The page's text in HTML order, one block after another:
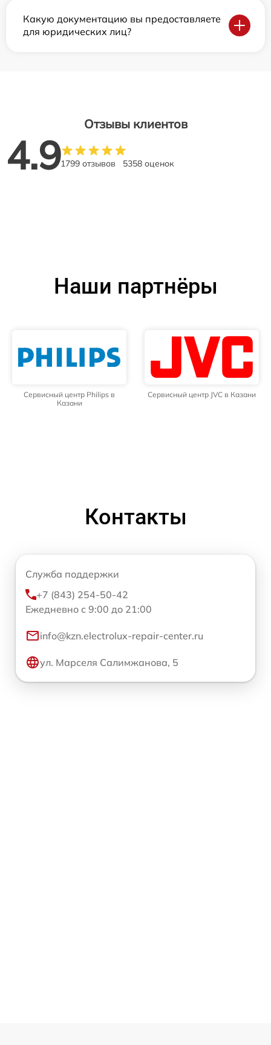
Какую документацию вы предоставляете
для юридических лиц?
Отзывы клиентов
4.91799 отзывов 5358 оценок
Наши партнёры
Сервисный центр Philips в
Казани
Сервисный центр JVC в Казани
Контакты
Служба поддержки
+7 (843) 254-50-42
Ежедневно с 9:00 до 21:00
info@kzn.electrolux-repair-center.ru
ул. Марселя Салимжанова, 5